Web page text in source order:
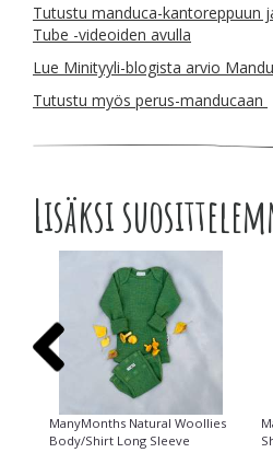
Tutustu manduca-kantoreppuun
Tube -videoiden avulla
Lue Minityyli-blogista arvio
Tutustu myös perus-manducaan
Lisäksi
ManyMonths Natural Woollies
Body/Shirt Long Sleeve